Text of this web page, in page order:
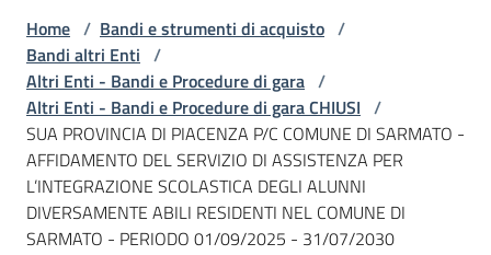
telematici
L'Agenzia
Bandi
e
Home / Bandi e strumenti di acquisto /
Bandi altri Enti /
Altri Enti - Bandi e Procedure di gara /
Altri Enti - Bandi e Procedure di gara CHIUSI /
SUA PROVINCIA DI PIACENZA P/C COMUNE DI SARMATO -
AFFIDAMENTO DEL SERVIZIO DI ASSISTENZA PER
L’INTEGRAZIONE SCOLASTICA DEGLI ALUNNI
DIVERSAMENTE ABILI RESIDENTI NEL COMUNE DI
SARMATO - PERIODO 01/09/2025 - 31/07/2030